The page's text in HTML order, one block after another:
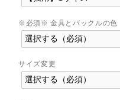
※必須※ 金具とバックルの色
サイズ変更